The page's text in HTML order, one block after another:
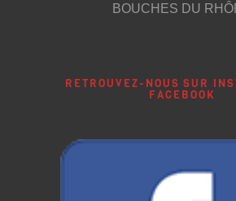
BOUCHES DU
RETROUVEZ-NOUS SUR
FACEBOOK